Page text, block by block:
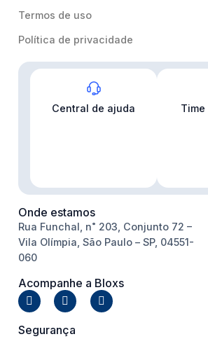
Termos de uso
Política de privacidade
Central de ajuda Time
Onde estamos
Rua Funchal, n˚ 203, Conjunto 72 –
Vila Olímpia, São Paulo – SP, 04551-
060
Acompanhe a Bloxs
Segurança